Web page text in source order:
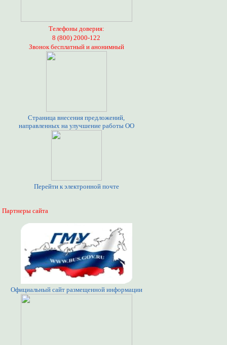
Телефоны доверия:
8 (800) 2000-122
Звонок бесплатный и анонимный
Страница внесения предложений,
направленных на улучшение работы ОО
Перейти к электронной почте
Партнеры сайта
Официальный сайт размещенной информации